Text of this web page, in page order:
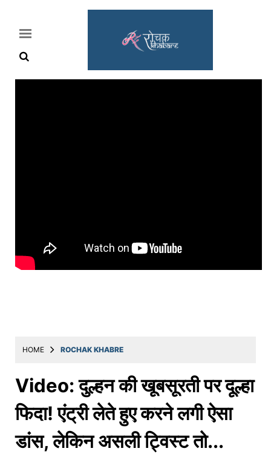
&
मराठी
मनोरंजन
स्पोर्ट्स
बिझनेस
HOME ROCHAK KHABRE
Video: दुल्हन की खूबसूरती पर दूल्हा
फिदा! एंट्री लेते हुए करने लगी ऐसा
डांस, लेकिन असली ट्विस्ट तो...